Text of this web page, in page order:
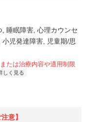
睡眠障害 心理カウンセ
小児発達障害
児童期/思
たは治療内容や適用制限
しく見る
意】